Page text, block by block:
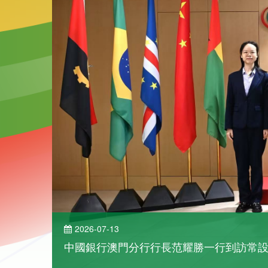
解詳情
2026-07-13
中國銀行澳門分行行長范耀勝一行到訪常